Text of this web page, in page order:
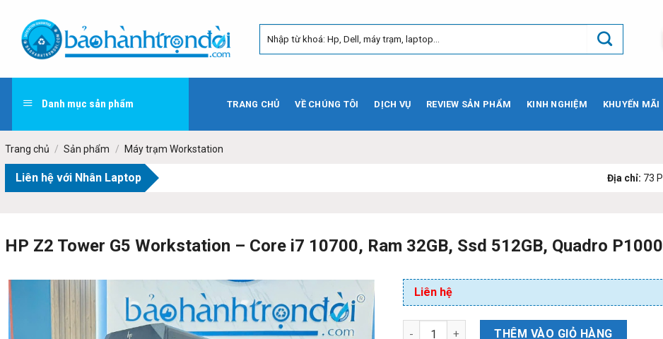
content
Danh mục sản phẩm TRANG CHỦ VỀ CHÚNG TÔI DỊCH VỤ REVIEW SẢN PHẨM KINH NGHIỆM KHUYẾN MÃI
Trang chủ / Sản phẩm / Máy trạm Workstation
Liên hệ với Nhân Laptop 73 Phạm Văn
HP Z2 Tower G5 Workstation – Core i7 10700, Ram 32GB, Ssd 512GB, Quadro
Liên hệ
THÊM VÀO GIỎ HÀNG